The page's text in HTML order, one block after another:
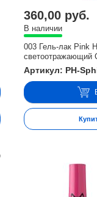
360,00 руб.
В наличии
003 Гель-лак Pink
светоотражающий
Артикул: PH-